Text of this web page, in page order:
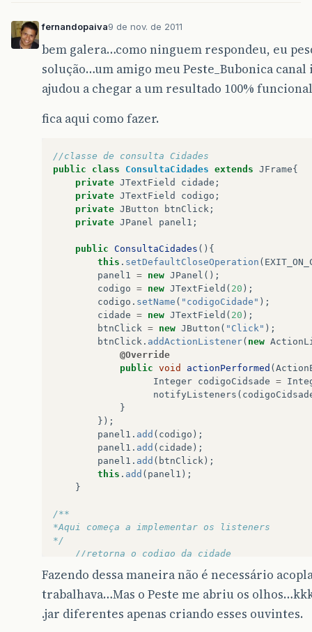
// Este metodo sera invocado
txtNomeCidade
"Cidade
}
}
fernandopaiva9 de nov. de 2011
bem galera…como ninguem respondeu, eu
solução…um amigo meu Peste_Bubonica
ajudou a chegar a um resultado 100%
fica aqui como fazer.
//classe de consulta Cidades
public
class ConsultaCidades extends JFrame{
private JTextField cidade ;
private JTextField codigo ;
private JButton btnClick ;
private JPanel panel1 ;
public ConsultaCidades (){
this . setDefaultCloseOperation (
panel1 = new JPanel ();
codigo = new JTextField ( 20 );
codigo . setName ( "codigoCidade" );
cidade = new JTextField ( 20 );
btnClick = new JButton ( "Click" );
btnClick . addActionListener( new
@Override
public void actionPerformed (
Integer codigoCidsade =
notifyListeners (
}
});
panel1 . add ( codigo );
panel1 . add ( cidade );
panel1 . add ( btnClick );
this . add ( panel1 );
}
/**
*Aqui começa a implementar os listeners
*/
//retorna o codigo da cidade
public
ConsultaCidadeEvent
public Integer getCodigoCidade();
}
//pega o codigo da cidade selecionada
Fazendo dessa maneira não é necessário
trabalhava…Mas o Peste me abriu os
.jar diferentes apenas criando esses ouvintes.